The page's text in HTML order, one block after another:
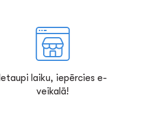
Ietaupi laiku, iepērcies e-
veikalā!